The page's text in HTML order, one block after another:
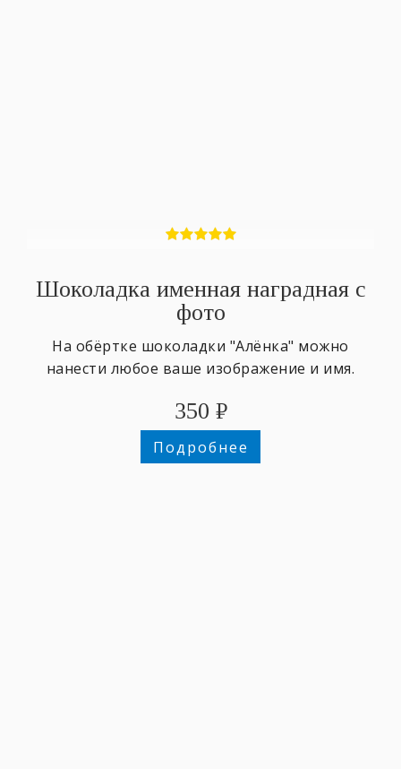
Шоколадка именная наградная с
фото
На обёртке шоколадки "Алёнка" можно
нанести любое ваше изображение и имя.
350 ₽
Подробнее